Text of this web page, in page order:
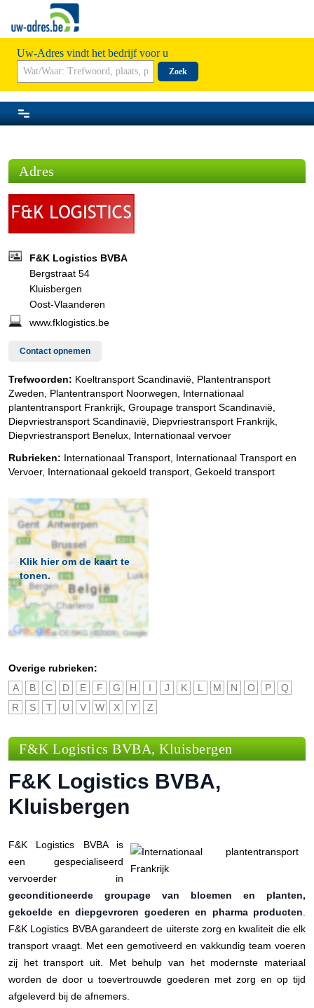
Uw-Adres vindt het bedrijf voor u
Zoek
Adres
F&K Logistics BVBA
Bergstraat 54
Kluisbergen
Oost-Vlaanderen
www.fklogistics.be
Contact opnemen
Trefwoorden: Koeltransport Scandinavië, Plantentransport
Zweden, Plantentransport Noorwegen, Internationaal
plantentransport Frankrijk, Groupage transport Scandinavië,
Diepvriestransport Scandinavië, Diepvriestransport Frankrijk,
Diepvriestransport Benelux, Internationaal vervoer
Rubrieken: Internationaal Transport Internationaal Transport en
Vervoer, Internationaal gekoeld transport Gekoeld transport
Klik hier om de kaart te
tonen.
Overige rubrieken:
A
B C D E F G H I J K L M N O P
Q
R
S T U V W X Y Z
F&K Logistics BVBA, Kluisbergen
F&K Logistics BVBA,
Kluisbergen
F&K Logistics BVBA is
een gespecialiseerd
vervoerder in
geconditioneerde groupage van bloemen en planten,
gekoelde en diepgevroren goederen en pharma producten
F&K Logistics BVBA garandeert de uiterste zorg en kwaliteit die elk
transport vraagt. Met een gemotiveerd en vakkundig team voeren
zij het transport uit. Met behulp van het modernste materiaal
worden de door u toevertrouwde goederen met zorg en op tijd
afgeleverd bij de afnemers.